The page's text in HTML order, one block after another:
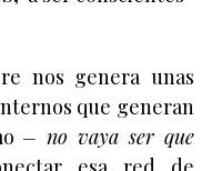
nos genera unas
que generan
– no vaya ser que